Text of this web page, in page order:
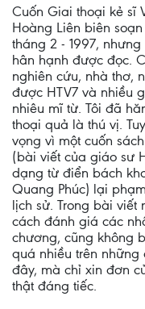
Cuốn Giai thoại kẻ sĩ
Hoàng Liên biên
tháng 2 - 1997,
hân hạnh được đọc.
nghiên cứu, nhà thơ,
được HTV7 và nhiều
nhiêu mĩ từ. Tôi đã
thoại quả là thú vị.
vọng vì một cuốn
(bài viết của giáo sư
dạng từ điển bách
Quang Phúc) lại
lịch sử. Trong bài
cách đánh giá các
chương, cũng không
quá nhiều trên
đây, mà chỉ xin đơn
thật đáng tiếc.